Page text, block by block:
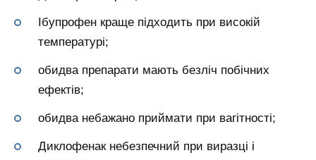
Ібупрофен краще підходить при високій
температурі;
обидва препарати мають безліч побічних
ефектів;
обидва небажано приймати при вагітності;
Диклофенак небезпечний при виразці і